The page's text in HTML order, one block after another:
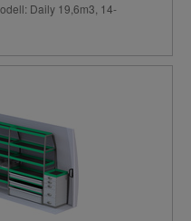
Daily 19,6m3, 14-